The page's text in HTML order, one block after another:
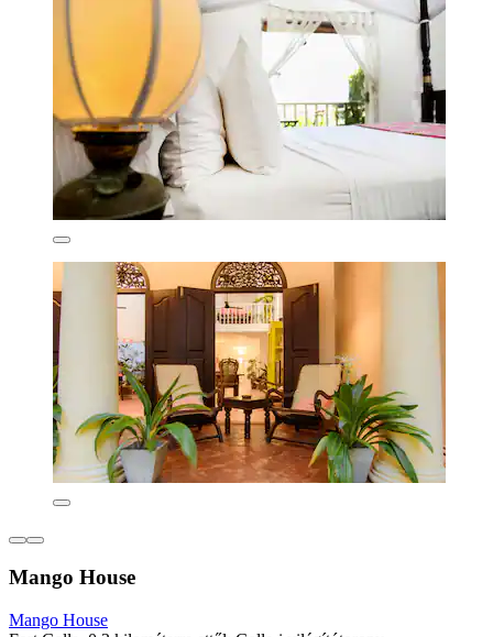
Mango House
Mango House